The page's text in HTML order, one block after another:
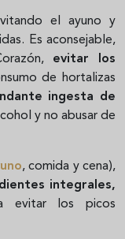
el ayuno y
Es aconsejable,
evitar los
de hortalizas
ingesta de
y no abusar de
, comida y cena),
integrales,
evitar los picos